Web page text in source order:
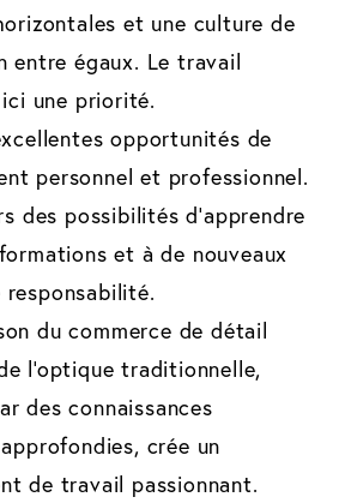
et une culture de
entre égaux. Le travail
une priorité.
opportunités de
personnel et professionnel.
des possibilités d'apprendre
et à de nouveaux
responsabilité.
du commerce de détail
l'optique traditionnelle,
des connaissances
crée un
de travail passionnant.